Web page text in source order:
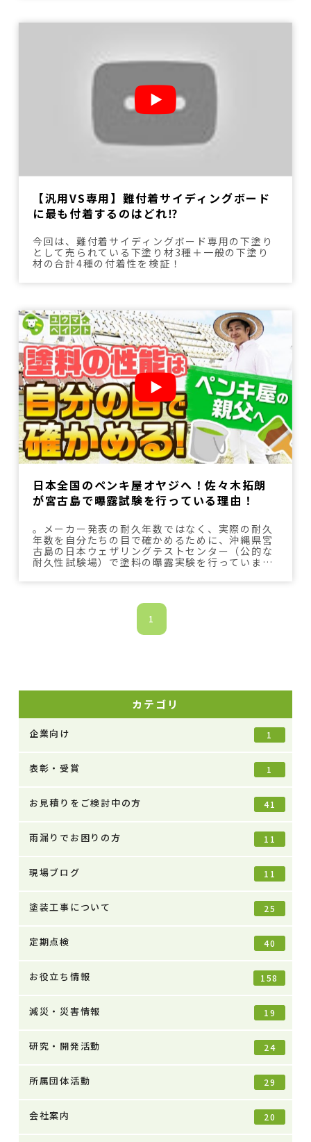
【汎用VS専用】難付着サイディングボード
に最も付着するのはどれ⁉
今回は、難付着サイディングボード専用の下塗り
として売られている下塗り材3種＋一般の下塗り
材の合計4種の付着性を検証！
日本全国のペンキ屋オヤジへ！佐々木拓朗
が宮古島で曝露試験を行っている理由！
。メーカー発表の耐久年数ではなく、実際の耐久
年数を自分たちの目で確かめるために、沖縄県宮
古島の日本ウェザリングテストセンター（公的な
耐久性試験場）で塗料の曝露実験を行っていま
1
カテゴリ
企業向け 1
表彰・受賞 1
お見積りをご検討中の方 41
雨漏りでお困りの方 11
現場ブログ 11
塗装工事について 25
定期点検 40
お役立ち情報 158
減災・災害情報 19
研究・開発活動 24
所属団体活動 29
会社案内 20